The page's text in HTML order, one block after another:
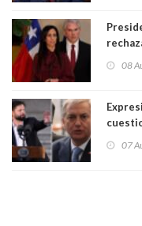
08
07